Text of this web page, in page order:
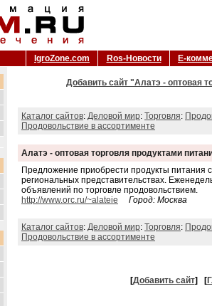
IgroZone.com Ros-Новости Е-
Добавить сайт "Алатэ - оптовая
Каталог сайтов: Деловой мир: Торговля:
Продовольствие в ассортименте
Алатэ - оптовая торговля продуктами
Предложение приобрести продукты
региональных представительствах.
объявлений по торговле продовольствием.
http://www.orc.ru/~alateie
Город: Москва
Каталог сайтов: Деловой мир: Торговля:
Продовольствие в ассортименте
[Добавить сайт] [